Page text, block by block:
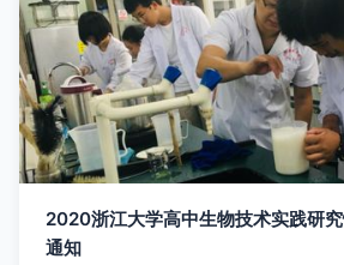
2020浙江大学高中生物技术实践研
通知